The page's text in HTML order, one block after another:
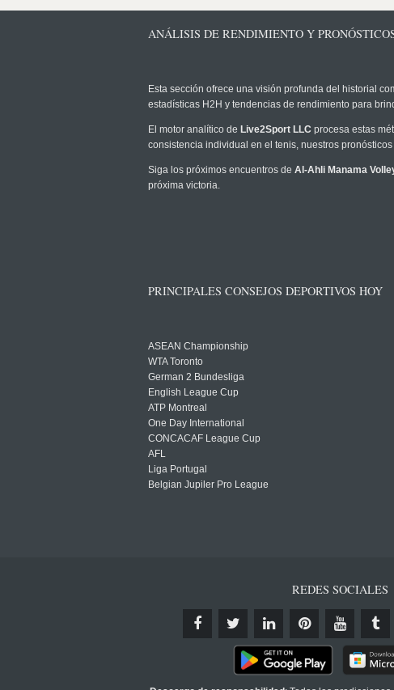
ANÁLISIS DE RENDIMIENTO Y
Esta sección ofrece una visión profunda del historial
estadísticas H2H y tendencias de rendimiento para
El motor analítico de Live2Sport LLC procesa estas
consistencia individual en el tenis, nuestros
Siga los próximos encuentros de Al-Ahli Manama
próxima victoria.
PRINCIPALES CONSEJOS DEPORTIVOS HOY
ASEAN Championship
WTA Toronto
German 2 Bundesliga
English League Cup
ATP Montreal
One Day International
CONCACAF League Cup
AFL
Liga Portugal
Belgian Jupiler Pro League
REDES SOCIALES